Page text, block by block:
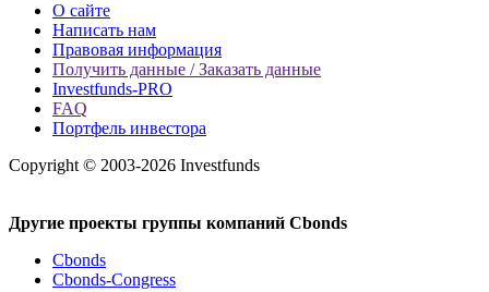
О сайте
Написать нам
Правовая информация
Получить данные / Заказать данные
Investfunds-PRO
FAQ
Портфель инвестора
Copyright © 2003-2026 Investfunds
Другие проекты группы компаний Cbonds
Cbonds
Cbonds-Congress